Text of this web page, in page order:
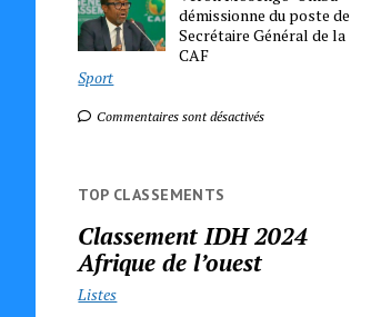
démissionne du poste de
Secrétaire Général de la
CAF
Sport
Commentaires sont désactivés
TOP CLASSEMENTS
Classement IDH 2024
Afrique de l’ouest
Listes